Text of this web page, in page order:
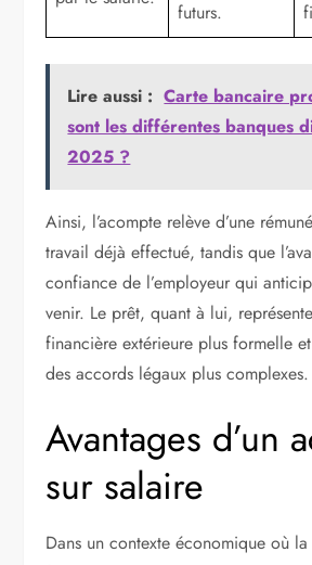
futurs.
Lire aussi : Carte bancaire
sont les différentes banques
2025 ?
Ainsi, l’acompte relève d’une
travail déjà effectué, tandis que
confiance de l’employeur qui
venir. Le prêt, quant à lui,
financière extérieure plus formelle
des accords légaux plus complexes.
Avantages d’un
sur salaire
Dans un contexte économique où